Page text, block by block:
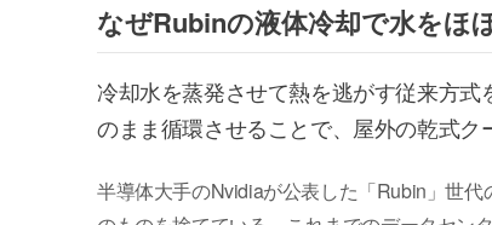
なぜRubinの液体冷却で水をほ
冷却水を蒸発させて熱を逃がす従来方
のまま循環させることで、屋外の乾式ク
半導体大手のNvidiaが公表した「Rubin」世代